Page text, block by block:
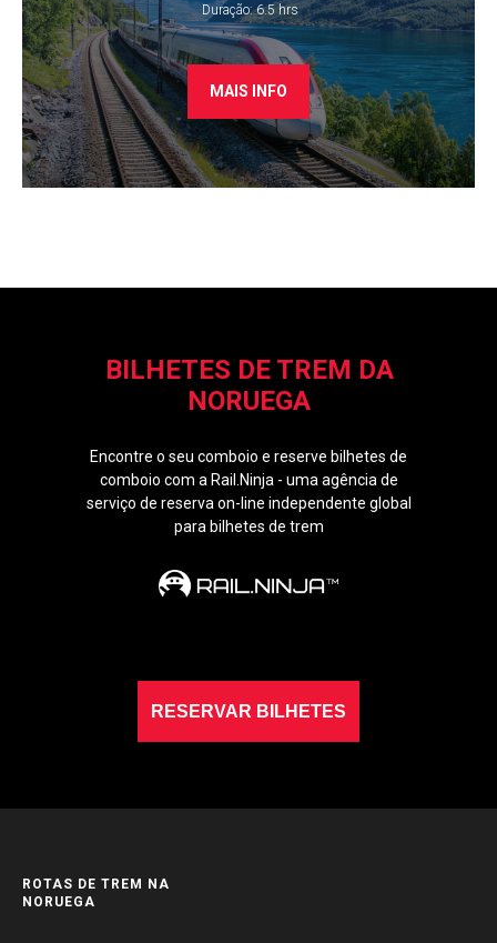
​ Duração: 6.5 hrs
MAIS INFO
BILHETES DE TREM DA
NORUEGA
RESERVAR BILHETES
Encontre o seu comboio e reserve bilhetes de
comboio com a Rail.Ninja - uma agência de
serviço de reserva on-line independente global
para bilhetes de trem
ROTAS DE TREM NA
NORUEGA